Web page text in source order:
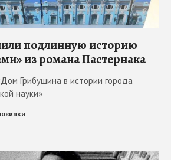
подлинную историю
из романа Пастернака
Грибушина в истории города
науки»